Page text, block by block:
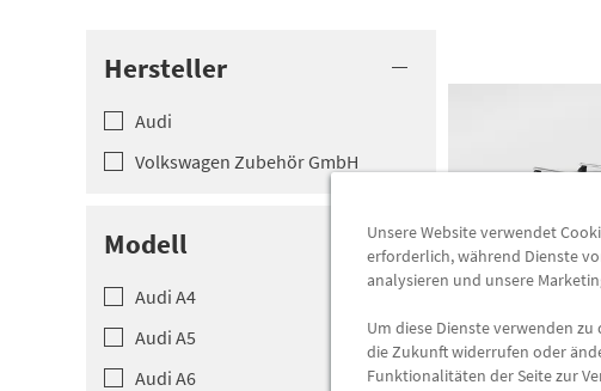
Hersteller
Audi
Volkswagen­ Zubehör G­mbH
Modell
Audi A4
Audi A5
Audi A6
Unsere Website verwendet
erforderlich, während Dienste
analysieren und unsere
Um diese Dienste verwenden
die Zukunft widerrufen oder
Funktionalitäten der Seite zur